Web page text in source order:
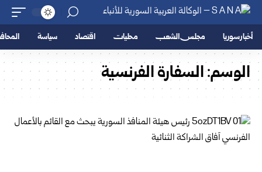
أخبار سوريا مجلس الشعب محليات اقتصاد سياسة
الوسم:السفارة الفرنسية